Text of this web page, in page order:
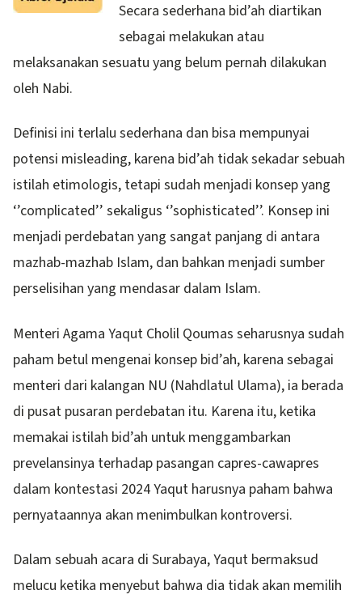
Secara sederhana bid’ah diartikan
sebagai melakukan atau
melaksanakan sesuatu yang belum pernah dilakukan
oleh Nabi.
Definisi ini terlalu sederhana dan bisa mempunyai
potensi misleading, karena bid’ah tidak sekadar sebuah
istilah etimologis, tetapi sudah menjadi konsep yang
‘’complicated’’ sekaligus ‘’sophisticated’’. Konsep ini
menjadi perdebatan yang sangat panjang di antara
mazhab-mazhab Islam, dan bahkan menjadi sumber
perselisihan yang mendasar dalam Islam.
Menteri Agama Yaqut Cholil Qoumas seharusnya sudah
paham betul mengenai konsep bid’ah, karena sebagai
menteri dari kalangan NU (Nahdlatul Ulama), ia berada
di pusat pusaran perdebatan itu. Karena itu, ketika
memakai istilah bid’ah untuk menggambarkan
prevelansinya terhadap pasangan capres-cawapres
dalam kontestasi 2024 Yaqut harusnya paham bahwa
pernyataannya akan menimbulkan kontroversi.
Dalam sebuah acara di Surabaya, Yaqut bermaksud
melucu ketika menyebut bahwa dia tidak akan memilih